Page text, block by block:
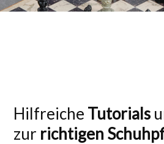
Hilfreiche Tutorials
zur richtigen